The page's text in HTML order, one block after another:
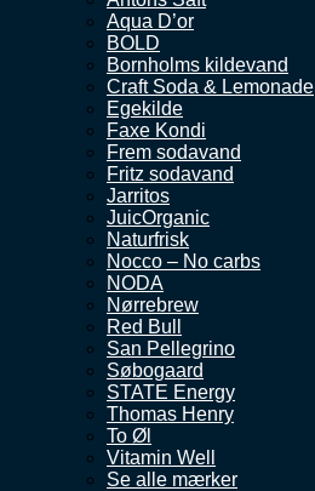
Aqua D’or
BOLD
Bornholms kildevand
Craft Soda & Lemonade
Egekilde
Faxe Kondi
Frem sodavand
Fritz sodavand
Jarritos
JuicOrganic
Naturfrisk
Nocco – No carbs
NODA
Nørrebrew
Red Bull
San Pellegrino
Søbogaard
STATE Energy
Thomas Henry
To Øl
Vitamin Well
Se alle mærker